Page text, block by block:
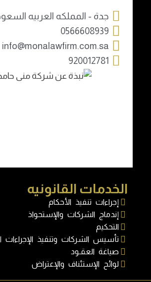
جدة - المملكه العربيه
0566608939
info@monalawfirm.com.sa
920012781
الخدمات القانونيه
إجراءات تنفيذ الأحكام
إندماج الشركات والإستحواذ
التحكيم
تأسيس الشركات وتنفيذ الإجراءات
صياغة العقـود
لوائح الإستئناف والإعتراض